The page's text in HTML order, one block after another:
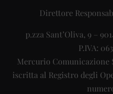
Direttore
p.zza Sant’Oliva, 9 –
P.IVA:
Mercurio Comunicazione
iscritta al Registro degli